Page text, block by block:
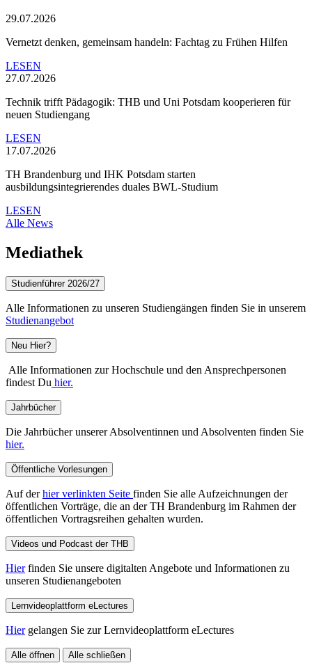
29.07.2026
Vernetzt denken, gemeinsam handeln: Fachtag zu Frühen Hilfen
LESEN
27.07.2026
Technik trifft Pädagogik: THB und Uni Potsdam kooperieren für
neuen Studiengang
LESEN
17.07.2026
TH Brandenburg und IHK Potsdam starten
ausbildungsintegrierendes duales BWL-Studium
LESEN
Alle News
Mediathek
Studienführer 2026/27
Alle Informationen zu unseren Studiengängen finden Sie in unserem
Studienangebot
Neu Hier?
Alle Informationen zur Hochschule und den Ansprechpersonen
findest Du hier.
Jahrbücher
Die Jahrbücher unserer Absolventinnen und Absolventen finden Sie
hier.
Öffentliche Vorlesungen
Auf derhier verlinkten Seite finden Sie alle Aufzeichnungen der
öffentlichen Vorträge, die an der TH Brandenburg im Rahmen der
öffentlichen Vortragsreihen gehalten wurden.
Videos und Podcast der THB
Hierfinden Sie unsere digitalten Angebote und Informationen zu
unseren Studienangeboten
Lernvideoplattform eLectures
Hiergelangen Sie zur Lernvideoplattform eLectures
Alle öffnen Alle schließen